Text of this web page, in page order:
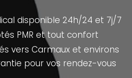
disponible 24h/24 et 7j/7
PMR et tout confort
vers Carmaux et environs
pour vos rendez-vous